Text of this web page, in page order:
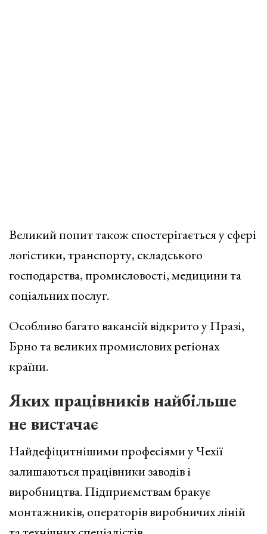
Великий попит також спостерігається у сфері
логістики, транспорту, складського
господарства, промисловості, медицини та
соціальних послуг.
Особливо багато вакансій відкрито у Празі,
Брно та великих промислових регіонах
країни.
Яких працівників найбільше
не вистачає
Найдефіцитнішими професіями у Чехії
залишаються працівники заводів і
виробництва. Підприємствам бракує
монтажників, операторів виробничих ліній